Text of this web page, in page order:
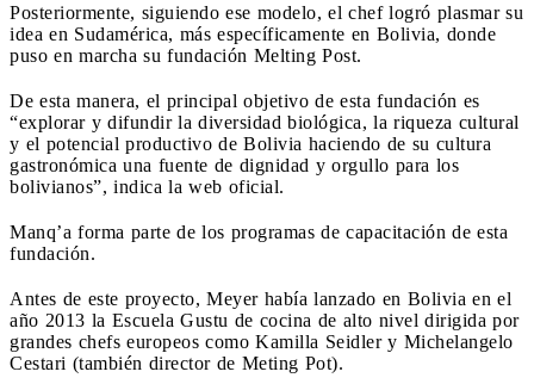
Posteriormente, siguiendo ese modelo, el chef logró plasmar su
idea en Sudamérica, más específicamente en Bolivia, donde
puso en marcha su fundación Melting Post.
De esta manera, el principal objetivo de esta fundación es
“explorar y difundir la diversidad biológica, la riqueza cultural
y el potencial productivo de Bolivia haciendo de su cultura
gastronómica una fuente de dignidad y orgullo para los
bolivianos”, indica la web oficial.
Manq’a forma parte de los programas de capacitación de esta
fundación.
Antes de este proyecto, Meyer había lanzado en Bolivia en el
año 2013 la Escuela Gustu de cocina de alto nivel dirigida por
grandes chefs europeos como Kamilla Seidler y Michelangelo
Cestari (también director de Meting Pot).